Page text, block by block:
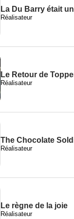
La Du Barry était
Réalisateur
Le Retour de
Réalisateur
The Chocolate
Réalisateur
Le règne de la joie
Réalisateur